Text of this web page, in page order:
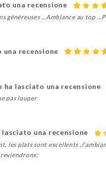
una recensione
généreuses …Ambiance au top
una recensione
ha lasciato una recensione
pas louper
una recensione
les plats sont excellents
reviendrons;